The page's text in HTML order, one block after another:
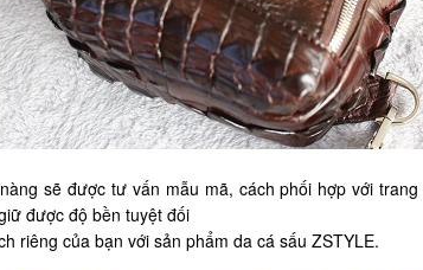
sẽ được tư vấn mẫu mã, cách phối hợp với
được độ bền tuyệt đối
riêng của bạn với sản phẩm da cá sấu ZSTYLE.